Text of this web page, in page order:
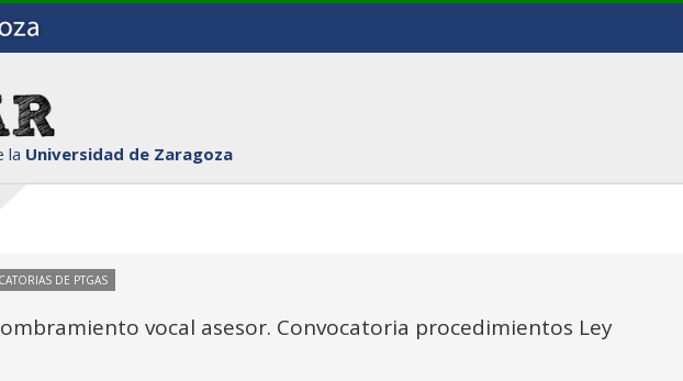
la Universidad de Zaragoza
DE PTGAS
vocal asesor. Convocatoria procedimientos Ley